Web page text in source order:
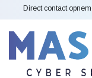
Direct contact